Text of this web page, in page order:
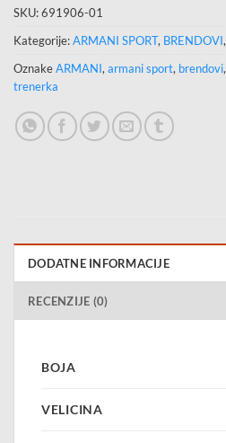
SKU:691906-01
Kategorije:ARMANI SPORT, BRENDOVI,
OznakeARMANI, armani sport, brendovi,
trenerka
DODATNE INFORMACIJE
RECENZIJE (0)
BOJA
VELICINA